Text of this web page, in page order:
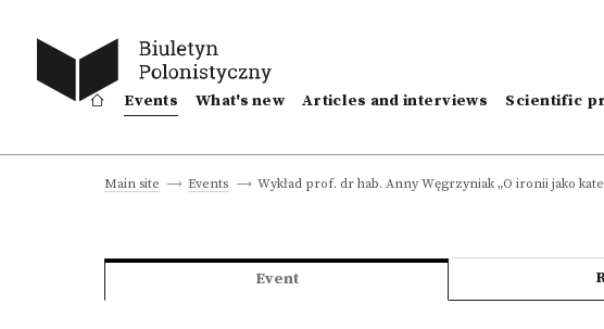
Events What's new Articles and interviews Scientific
Main site Events Wykład prof. dr hab. Anny Węgrzyniak „O ironii jako
Event